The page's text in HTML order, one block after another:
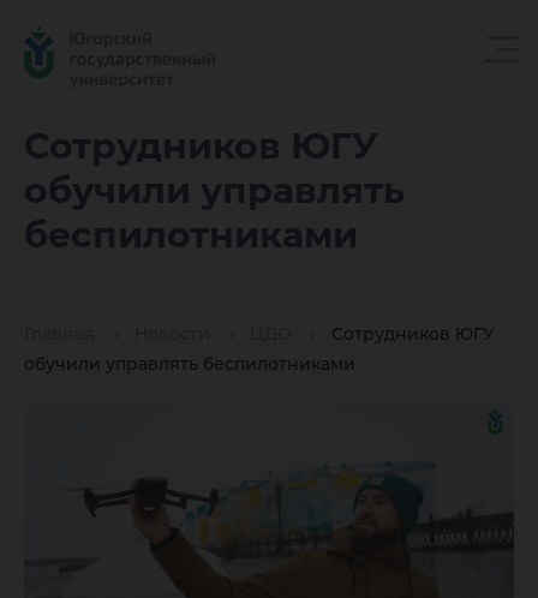
Сотрудников ЮГУ
обучили управлять
беспилотниками
Сотрудников ЮГУ
обучили управлять беспилотниками
ЮГУ